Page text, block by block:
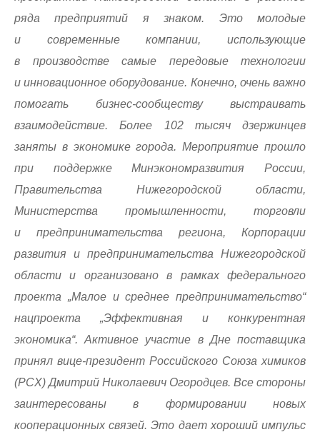
ряда предприятий я знаком. Это молодые
и современные компании, использующие
в производстве самые передовые технологии
и инновационное оборудование. Конечно, очень важно
помогать бизнес-сообществу выстраивать
взаимодействие. Более 102 тысяч дзержинцев
заняты в экономике города. Мероприятие прошло
при поддержке Минэкономразвития России,
Правительства Нижегородской области,
Министерства промышленности, торговли
и предпринимательства региона, Корпорации
развития и предпринимательства Нижегородской
области и организовано в рамках федерального
проекта „Малое и среднее предпринимательство“
нацпроекта „Эффективная и конкурентная
экономика“. Активное участие в Дне поставщика
принял вице-президент Российского Союза химиков
(РСХ) Дмитрий Николаевич Огородцев. Все стороны
заинтересованы в формировании новых
кооперационных связей. Это дает хороший импульс